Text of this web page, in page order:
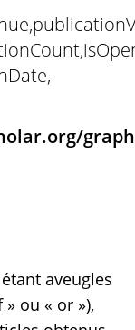
aveugles
ou « or »),